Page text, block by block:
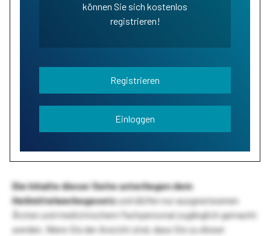
können Sie sich kostenlos
registrieren!
Registrieren
Einloggen
Die Inhalte dieser Seite unterliegen dem
Heilmittelwerbegesetzund dürfen nur ausgewiesenen
Ärzten und medizinischem Fachpersonal zugänglich gemacht
werden. Wenn Sie der Ansicht sind, dass Sie zu dieser